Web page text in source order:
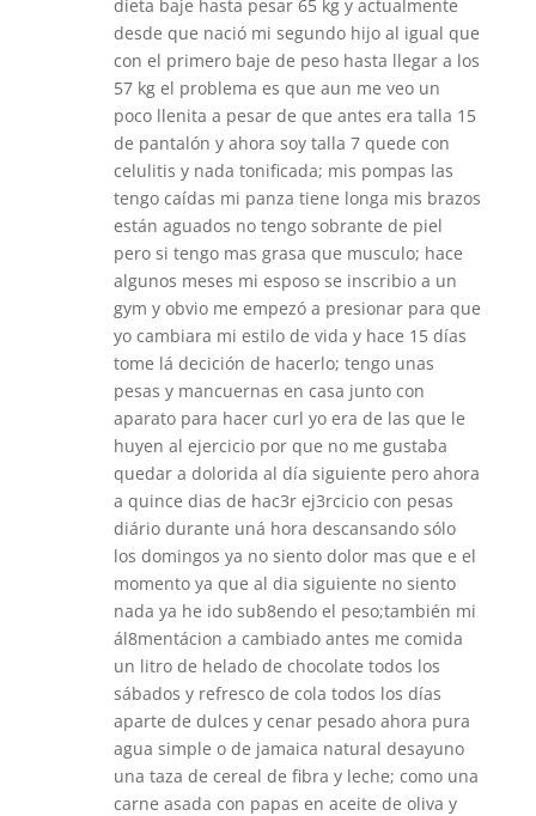
dieta baje hasta pesar 65 kg y actualmente
desde que nació mi segundo hijo al igual que
con el primero baje de peso hasta llegar a los
57 kg el problema es que aun me veo un
poco llenita a pesar de que antes era talla 15
de pantalón y ahora soy talla 7 quede con
celulitis y nada tonificada; mis pompas las
tengo caídas mi panza tiene longa mis brazos
están aguados no tengo sobrante de piel
pero si tengo mas grasa que musculo; hace
algunos meses mi esposo se inscribio a un
gym y obvio me empezó a presionar para que
yo cambiara mi estilo de vida y hace 15 días
tome lá decición de hacerlo; tengo unas
pesas y mancuernas en casa junto con
aparato para hacer curl yo era de las que le
huyen al ejercicio por que no me gustaba
quedar a dolorida al día siguiente pero ahora
a quince dias de hac3r ej3rcicio con pesas
diário durante uná hora descansando sólo
los domingos ya no siento dolor mas que e el
momento ya que al dia siguiente no siento
nada ya he ido sub8endo el peso;también mi
ál8mentácion a cambiado antes me comida
un litro de helado de chocolate todos los
sábados y refresco de cola todos los días
aparte de dulces y cenar pesado ahora pura
agua simple o de jamaica natural desayuno
una taza de cereal de fibra y leche; como una
carne asada con papas en aceite de oliva y